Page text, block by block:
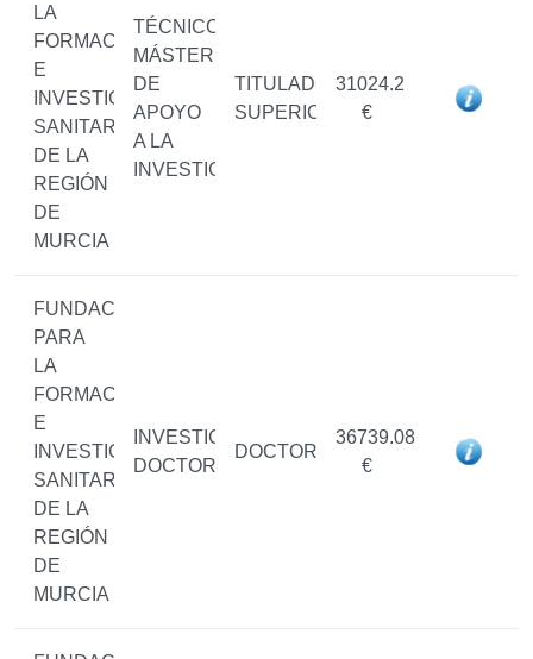
LA
FORMACIÓN
E
INVESTIGACIÓN
SANITARIAS
DE LA
REGIÓN
DE
MURCIA
TÉCNICO/A
MÁSTER
DE
APOYO
A LA
INVESTIGACIÓN
TITULADO/A
SUPERIOR
31024.2
€
FUNDACIÓN
PARA
LA
FORMACIÓN
E
INVESTIGACIÓN
SANITARIAS
DE LA
REGIÓN
DE
MURCIA
INVESTIGADOR/A
DOCTOR/A
DOCTOR/A
36739.08
€